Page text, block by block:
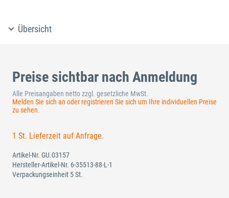
Übersicht
Preise sichtbar nach Anmeldung
Alle Preisangaben netto zzgl. gesetzliche MwSt.
Melden Sie sich an oder registrieren Sie sich um Ihre individuellen Preise
zu sehen.
1 St. Lieferzeit auf Anfrage.
Artikel-Nr. GU.03157
Hersteller-Artikel-Nr. 6-35513-88-L-1
Verpackungseinheit 5 St.